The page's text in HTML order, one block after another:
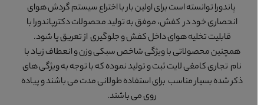
پاندورا توانسته است برای اولین بار با اختراع سیستم گردش هوای
انحصاری خود در کفش، موفق به تولید محصولات دکترپاندورا با
قابلیت تخلیه هوای داخل کفش و جلوگیری از تعریق پا شود.
همچنین محصولاتی با ویژگی شاخص سبکی وزن و انعطاف زیاد با
نام تجاری کامفی لایت ثبت و تولید نموده که با توجه به ویژگی های
ذکر شده بسیار مناسب برای استفاده طولانی مدت می باشند و پیاده
روی می باشند.